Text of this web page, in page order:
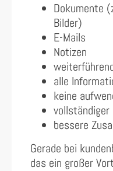
Dokumente
Bilder)
E-Mails
Notizen
alle
keine
vollständiger
bessere
Gerade bei
das ein großer